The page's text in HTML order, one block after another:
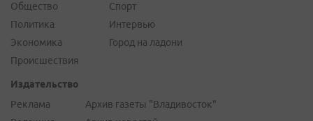
Общество
Политика
Экономика
Происшествия
Спорт
Интервью
Город на ладони
Издательство
Реклама
Архив газеты "Владивосток"